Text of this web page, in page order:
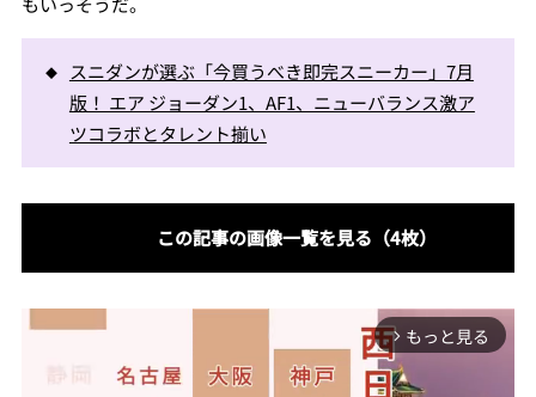
スニダンが選ぶ「今買うべき即完スニーカー」7月
版！ エア ジョーダン1、AF1、ニューバランス激ア
ツコラボとタレント揃い
この記事の画像一覧を見る（4枚）
arrow_forward_ios もっと見る